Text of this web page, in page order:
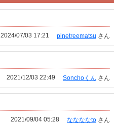
pinetreematsu さん
2024/07/03 17:21
Sonchoくん さん
2021/12/03 22:49
ななななto さん
2021/09/04 05:28